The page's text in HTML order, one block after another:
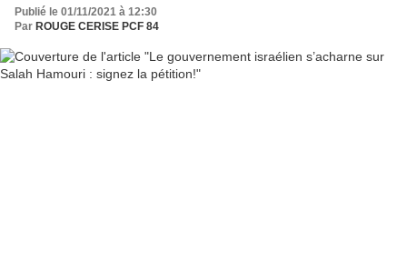
Publié le 01/11/2021 à 12:30
Par ROUGE CERISE PCF 84